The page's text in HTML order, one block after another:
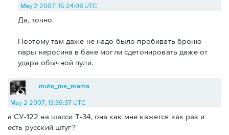
May 2 2007, 15:24:08 UTC
Да, точно.
Поэтому там даже не надо было пробивать броню -
пары керосина в баке могли сдетонировать даже от
удара обычной пули.
mute_me_mama
May 2 2007, 13:39:37 UTC
а СУ-122 на шасси Т-34, она как мне кажется как раз и
есть русский штуг?